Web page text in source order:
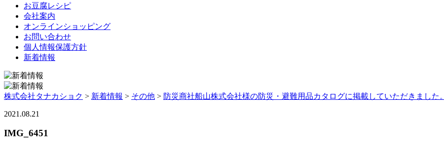
お豆腐レシピ
会社案内
オンラインショッピング
お問い合わせ
個人情報保護方針
新着情報
株式会社タナカショク > 新着情報 > その他 > 防災商社船山株式会社様の防災・避難用品カタログに掲載していただきました。
2021.08.21
IMG_6451